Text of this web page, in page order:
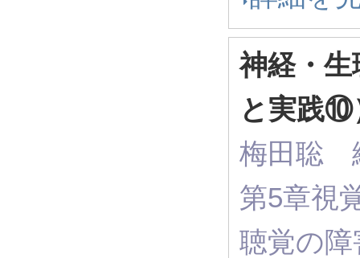
神経・
と実践⑩
梅田聡
第5章視
聴覚の